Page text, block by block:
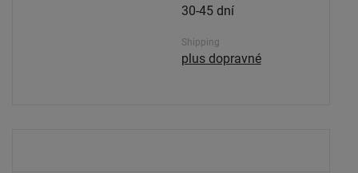
30-45 dní
Shipping
plus dopravné